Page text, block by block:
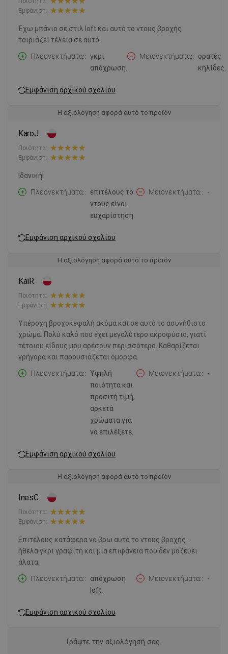
Εμφάνιση:
Έχω μπάνιο σε στιλ loft και αυτό το ντους βροχής
ταιριάζει τέλεια σε αυτό.
Πλεονεκτήματα:
γκρι
απόχρωση.
Μειονεκτήματα:
ορατές
κηλίδες.
Εμφάνιση αρχικού σχολίου
Η αξιολόγηση αφορά αυτό το προϊόν
KaroJ
Ποιότητα:
Εμφάνιση:
Ιδανική!
Πλεονεκτήματα:
επιτέλους το
ντους είναι
ευχαρίστηση.
Μειονεκτήματα: -
Εμφάνιση αρχικού σχολίου
Η αξιολόγηση αφορά αυτό το προϊόν
KaiR
Ποιότητα:
Εμφάνιση:
Υπέροχη βροχοκεφαλή ακόμα και σε αυτό το ασυνήθιστο
χρώμα. Πολύ καλό που έχει μεγαλύτερο ακροφύσιο, γιατί
τέτοιου είδους μου αρέσουν περισσότερο. Καθαρίζεται
γρήγορα και παρουσιάζεται όμορφα.
Πλεονεκτήματα:
Υψηλή
ποιότητα και
προσιτή τιμή,
αρκετά
χρώματα για
να επιλέξετε.
Μειονεκτήματα: -
Εμφάνιση αρχικού σχολίου
Η αξιολόγηση αφορά αυτό το προϊόν
InesC
Ποιότητα:
Εμφάνιση:
Επιτέλους κατάφερα να βρω αυτό το ντους βροχής -
ήθελα γκρι γραφίτη και μια επιφάνεια που δεν μαζεύει
άλατα.
Πλεονεκτήματα:
απόχρωση
loft.
Μειονεκτήματα: -
Εμφάνιση αρχικού σχολίου
Γράψτε την αξιολόγησή σας.